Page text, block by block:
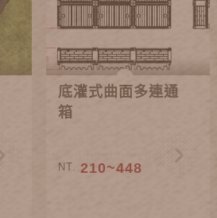
底灌式曲面多連通
箱
NT. 210~448